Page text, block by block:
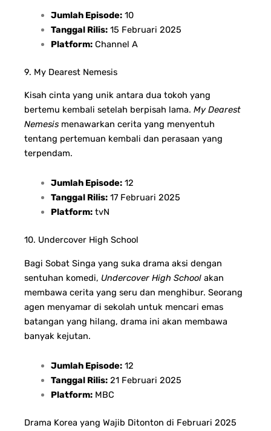
Jumlah Episode:10
Tanggal Rilis:15 Februari 2025
Platform:Channel A
9. My Dearest Nemesis
Kisah cinta yang unik antara dua tokoh yang
bertemu kembali setelah berpisah lama. My Dearest
Nemesis menawarkan cerita yang menyentuh
tentang pertemuan kembali dan perasaan yang
terpendam.
Jumlah Episode:12
Tanggal Rilis:17 Februari 2025
Platform:tvN
10. Undercover High School
Bagi Sobat Singa yang suka drama aksi dengan
sentuhan komedi, Undercover High School akan
membawa cerita yang seru dan menghibur. Seorang
agen menyamar di sekolah untuk mencari emas
batangan yang hilang, drama ini akan membawa
banyak kejutan.
Jumlah Episode:12
Tanggal Rilis:21 Februari 2025
Platform:MBC
Drama Korea yang Wajib Ditonton di Februari 2025